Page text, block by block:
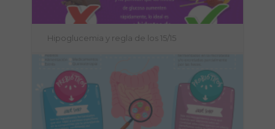
Hipoglucemia y regla de los 15/15